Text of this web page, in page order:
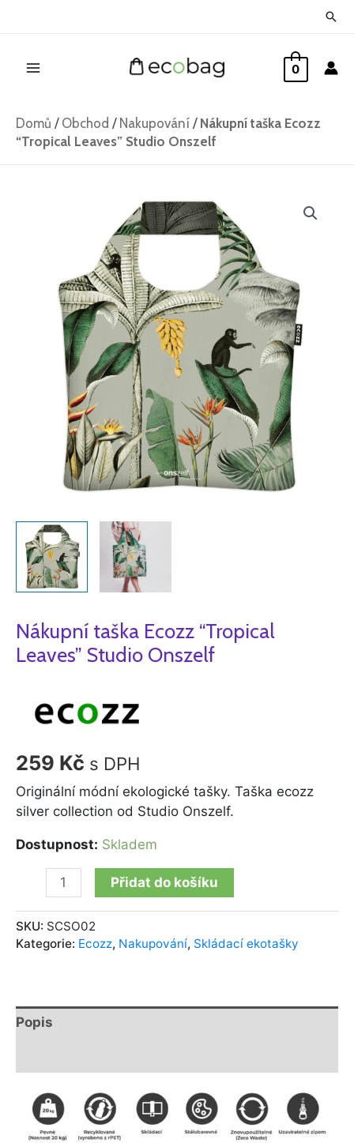
0
Domů / Obchod / Nakupování / Nákupní taška Ecozz
“Tropical Leaves” Studio Onszelf
Nákupní taška Ecozz “Tropical
Leaves” Studio Onszelf
259 Kč s DPH
Originální módní ekologické tašky. Taška ecozz
silver collection od Studio Onszelf.
Dostupnost: Skladem
Onszelf
množství
Přidat do košíku
SKU: SCSO02
Kategorie: Ecozz, Nakupování, Skládací ekotašky
Popis